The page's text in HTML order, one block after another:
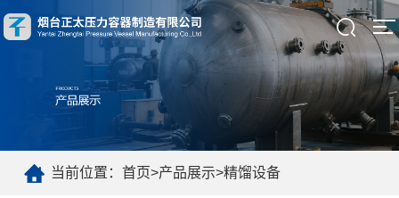
当前位置： 首页>产品展示>精馏设备